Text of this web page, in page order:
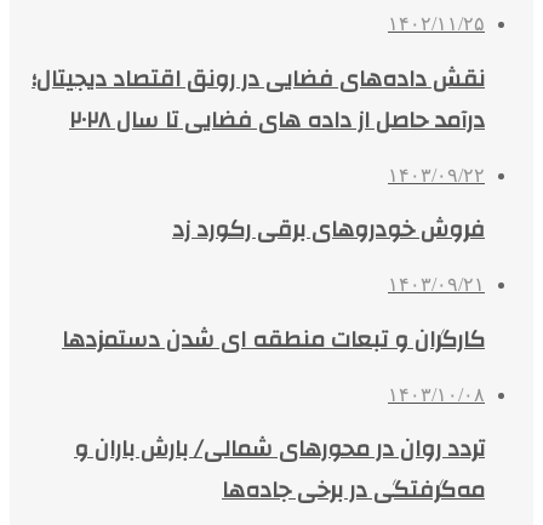
۱۴۰۲/۱۱/۲۵
نقش داده‌های فضایی در رونق اقتصاد دیجیتال؛
درآمد حاصل از داده های فضایی تا سال ۲۰۲۸
۱۴۰۳/۰۹/۲۲
فروش خودروهای برقی رکورد زد
۱۴۰۳/۰۹/۲۱
کارگران و تبعات منطقه ای شدن دستمزدها
۱۴۰۳/۱۰/۰۸
تردد روان در محورهای شمالی/ بارش باران و
مه‌گرفتگی در برخی جاده‌ها